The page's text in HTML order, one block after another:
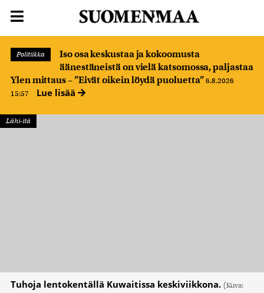
Politiikka
Iso osa keskustaa ja kokoomusta
äänestäneistä on vielä katsomossa, paljastaa
Ylen mittaus – ”Eivät oikein löydä puoluetta” 6.8.2026
15:57
Lue lisää
Lähi-itä
Tuhoja lentokentällä Kuwaitissa keskiviikkona. (Kuva: